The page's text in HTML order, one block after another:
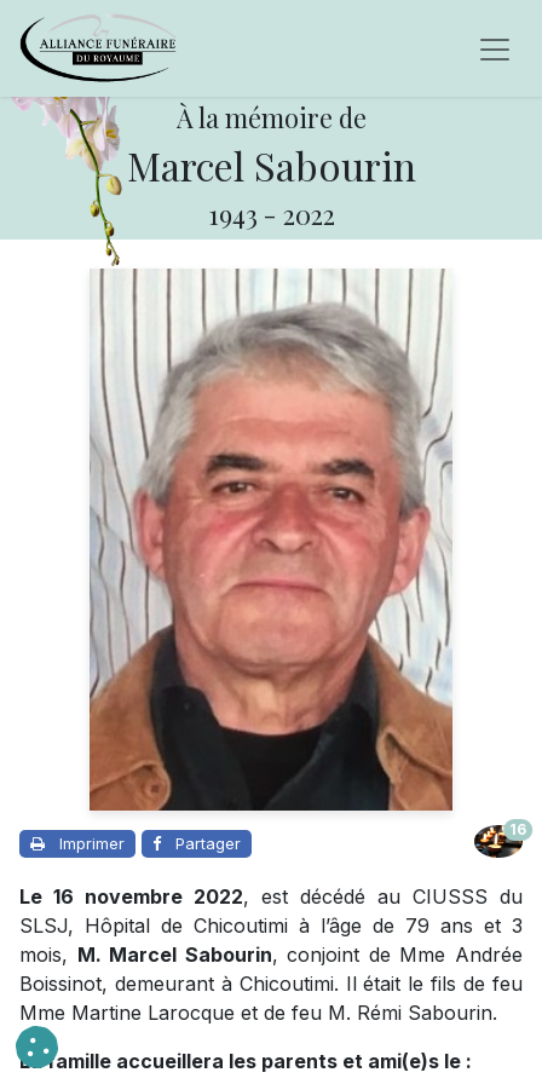
À la mémoire de
Marcel Sabourin
1943 - 2022
Imprimer Partager
16
Le 16 novembre 2022, est décédé au CIUSSS du
SLSJ, Hôpital de Chicoutimi à l’âge de 79 ans et 3
mois, M. Marcel Sabourin, conjoint de Mme Andrée
Boissinot, demeurant à Chicoutimi. Il était le fils de feu
Mme Martine Larocque et de feu M. Rémi Sabourin.
La famille accueillera les parents et ami(e)s le :